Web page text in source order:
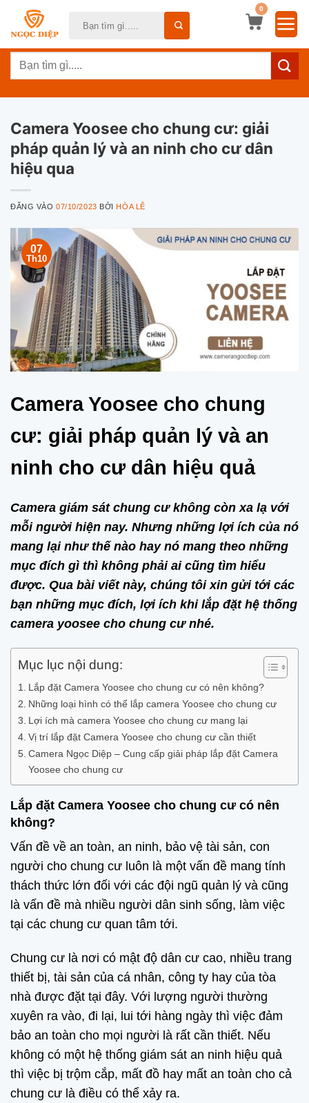
dung
0
Tìm
Camera Yoosee cho chung cư: giải
pháp quản lý và an ninh cho cư dân
hiệu qua
ĐĂNG VÀO07/10/2023 BỞIHÒA LÊ
07
Th10
Camera Yoosee cho chung
cư: giải pháp quản lý và an
ninh cho cư dân hiệu quả
Camera giám sát chung cư không còn xa lạ với
mỗi người hiện nay. Nhưng những lợi ích của nó
mang lại như thế nào hay nó mang theo những
mục đích gì thì không phải ai cũng tìm hiểu
được. Qua bài viết này, chúng tôi xin gửi tới các
bạn những mục đích, lợi ích khi lắp đặt hệ thống
camera yoosee cho chung cư nhé.
Mục lục nội dung:
Lắp đặt Camera Yoosee cho chung cư có nên không?
Những loại hình có thể lắp camera Yoosee cho chung cư
Lợi ích mà camera Yoosee cho chung cư mang lại
Vị trí lắp đặt Camera Yoosee cho chung cư cần thiết
Camera Ngọc Diệp – Cung cấp giải pháp lắp đặt Camera
Yoosee cho chung cư
Lắp đặt Camera Yoosee cho chung cư có nên
không?
Vấn đề về an toàn, an ninh, bảo vệ tài sản, con
người cho chung cư luôn là một vấn đề mang tính
thách thức lớn đối với các đội ngũ quản lý và cũng
là vấn đề mà nhiều người dân sinh sống, làm việc
tại các chung cư quan tâm tới.
Chung cư là nơi có mật độ dân cư cao, nhiều trang
thiết bị, tài sản của cá nhân, công ty hay của tòa
nhà được đặt tại đây. Với lượng người thường
xuyên ra vào, đi lại, lui tới hàng ngày thì việc đảm
bảo an toàn cho mọi người là rất cần thiết. Nếu
không có một hệ thống giám sát an ninh hiệu quả
thì việc bị trộm cắp, mất đồ hay mất an toàn cho cả
chung cư là điều có thể xảy ra.